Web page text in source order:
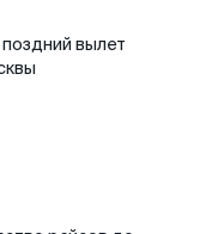
вылет